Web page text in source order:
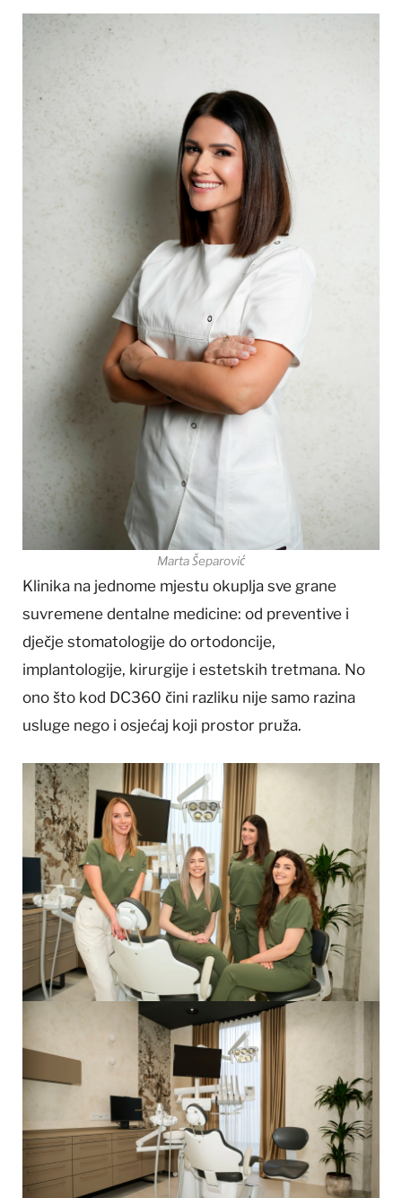
Marta Šeparović
Klinika na jednome mjestu okuplja sve grane
suvremene dentalne medicine: od preventive i
dječje stomatologije do ortodoncije,
implantologije, kirurgije i estetskih tretmana. No
ono što kod DC360 čini razliku nije samo razina
usluge nego i osjećaj koji prostor pruža.